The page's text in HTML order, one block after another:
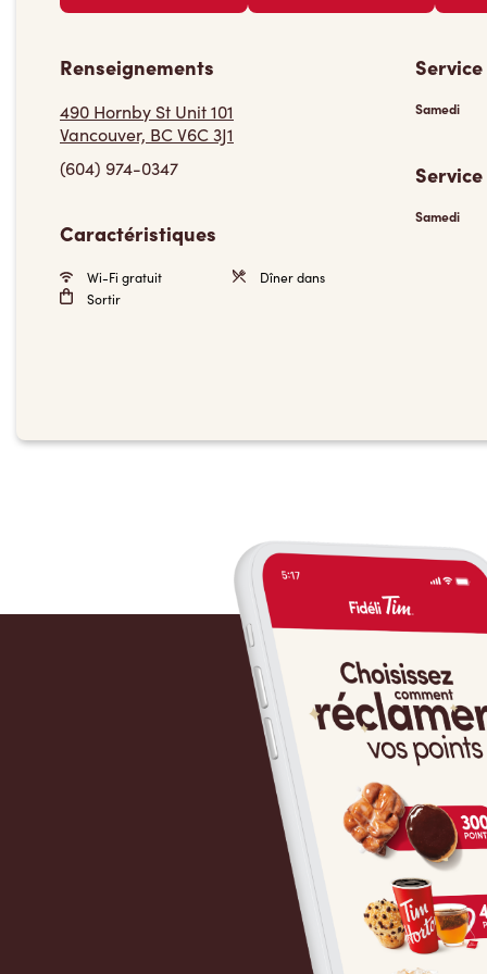
Renseignements
490 Hornby St Unit 101
Vancouver, BC V6C 3J1
(604) 974-0347
Caractéristiques
Wi-Fi gratuit
Dîner dans
Sortir
Samedi
Samedi